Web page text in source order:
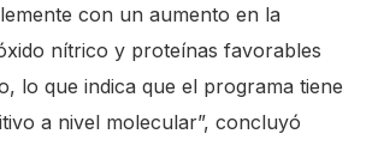
con un aumento en la
nítrico y proteínas favorables
lo que indica que el programa tiene
a nivel molecular”, concluyó